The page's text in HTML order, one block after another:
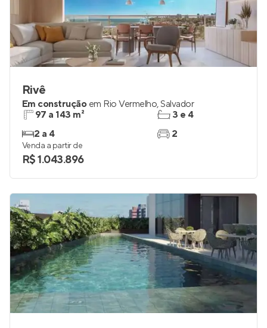
Rivê
Em construção em Rio Vermelho,Salvador
97 a 143 m²
2 a 4
3 e 4
2
Venda a partir de
R$ 1.043.896